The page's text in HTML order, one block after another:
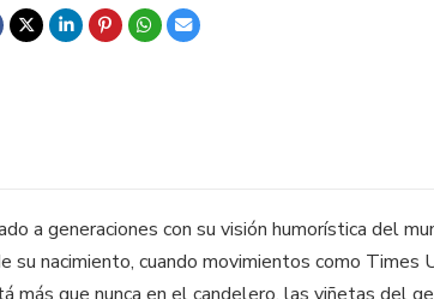
a generaciones con su visión humorística del
su nacimiento, cuando movimientos como